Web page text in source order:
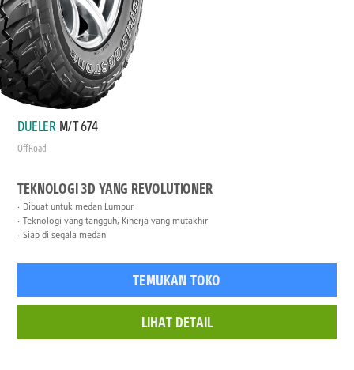
DUELER M/T 674
Off Road
TEKNOLOGI 3D YANG REVOLUTIONER
Dibuat untuk medan Lumpur
Teknologi yang tangguh, Kinerja yang mutakhir
Siap di segala medan
TEMUKAN TOKO
LIHAT DETAIL